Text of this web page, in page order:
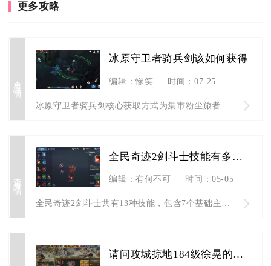
更多攻略
冰原守卫者骑兵剑该如何获得
编辑：惨笑 时间：07-25
查看详情
全民奇迹2剑斗士技能有多少种
编辑：有何不可 时间：05-05
全民奇迹2剑斗士共有13种技能，包含7个基础主动技能、4个转...
请问攻城掠地184级徐晃的过关技巧是什么